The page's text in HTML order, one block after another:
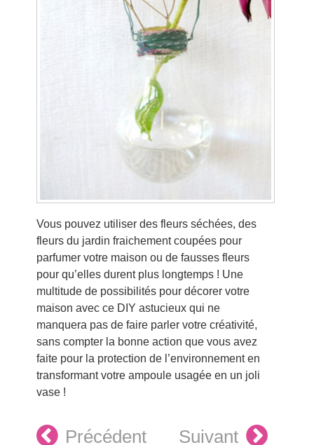
Vous pouvez utiliser des fleurs séchées, des
fleurs du jardin fraichement coupées pour
parfumer votre maison ou de fausses fleurs
pour qu’elles durent plus longtemps ! Une
multitude de possibilités pour décorer votre
maison avec ce DIY astucieux qui ne
manquera pas de faire parler votre créativité,
sans compter la bonne action que vous avez
faite pour la protection de l’environnement en
transformant votre ampoule usagée en un joli
vase !
Précédent Suivant